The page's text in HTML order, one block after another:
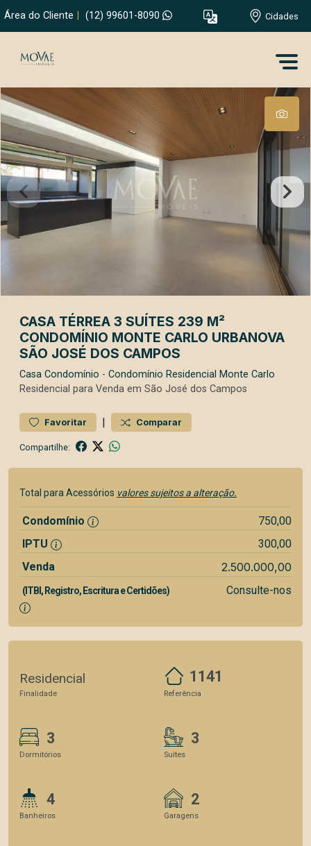
Área do Cliente (12) 99601-8090 Cidades
CASA TÉRREA 3 SUÍTES 239 M²
CONDOMÍNIO MONTE CARLO URBANOVA
SÃO JOSÉ DOS CAMPOS
Casa Condomínio - Condomínio Residencial Monte Carlo
Residencial para Venda em São José dos Campos
Favoritar | Comparar
Compartilhe:
Total para Acessórios valores sujeitos a alteração.
Condomínio
750,00
IPTU
300,00
Venda
2.500.000,00
(ITBI, Registro, Escritura e Certidões) Consulte-nos
Residencial
Finalidade
1141
Referência
3
Dormitórios
3
Suítes
4
Banheiros
2
Garagens